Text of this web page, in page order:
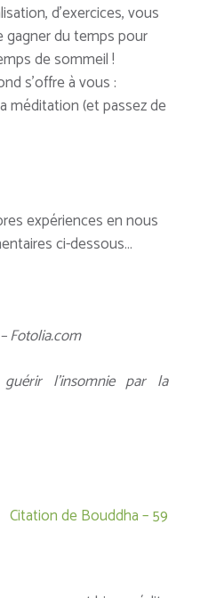
d’exercices, vous
gagner du temps pour
de sommeil !
s’offre à vous :
méditation (et passez de
expériences en nous
ci-dessous…
Fotolia.com
l’insomnie par la
Citation de Bouddha – 59